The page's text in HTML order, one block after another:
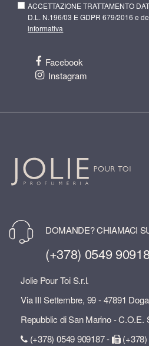
ACCETTAZIONE TRATTAMENTO
D.L. N.196/03 E GDPR 679/2016 e
informativa
Facebook
Instagram
DOMANDE? CHIAMACI
(+378) 0549
Jolie Pour Toi S.r.l.
Via III Settembre, 99 - 47891
Repubblic di San Marino - C.O.E.
(+378) 0549 909187 -
(+378)